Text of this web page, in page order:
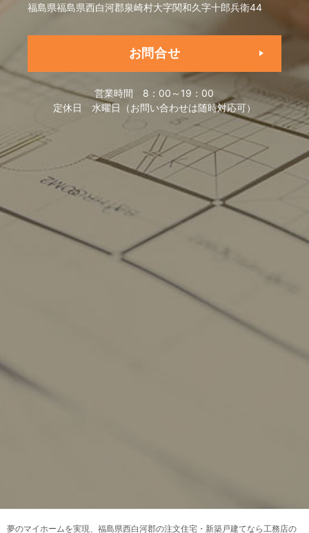
福島県福島県西白河郡泉崎村大字関和久字十郎兵衛44
お問合せ
営業時間 8：00～19：00
定休日 水曜日（お問い合わせは随時対応可）
夢のマイホームを実現、 福島県西白河郡の注文住宅・新築戸建てなら工務店の